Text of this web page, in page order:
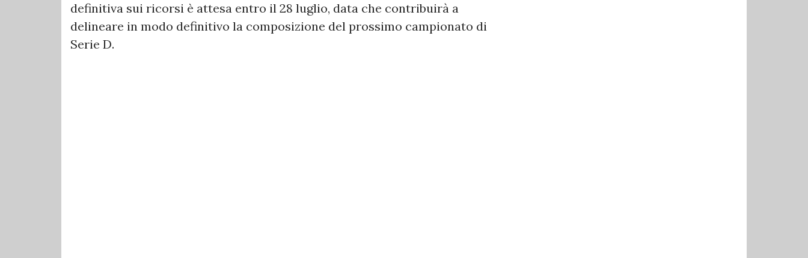
definitiva sui ricorsi è attesa entro il 28 luglio, data che contribuirà a
delineare in modo definitivo la composizione del prossimo campionato di
Serie D.